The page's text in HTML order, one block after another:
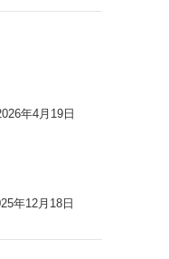
年4月19日
年12月18日